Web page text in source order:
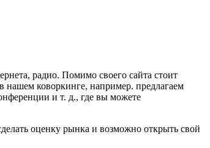
радио. Помимо своего сайта стоит
нашем коворкинге, например. предлагаем
и т. д., где вы можете
оценку рынка и возможно открыть свой